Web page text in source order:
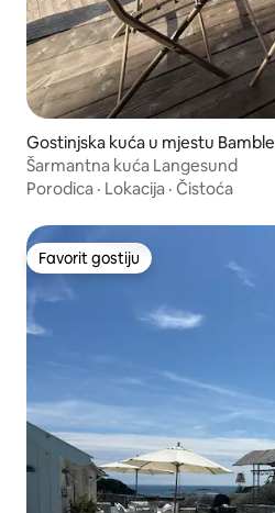
Gostinjska kuća u mjestu Bamble
Šarmantna kuća Langesund
Porodica · Lokacija · Čistoća
Favorit gostiju
Favorit gostiju